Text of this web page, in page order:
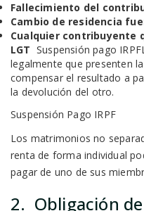
Fallecimiento del
Cambio de residencia
Cualquier contribuyente
LGT Suspensión pago
legalmente que presenten
compensar el resultado a
la devolución del otro.
Suspensión Pago IRPF
Los matrimonios no
renta de forma individual
pagar de uno de sus
2. Obligación